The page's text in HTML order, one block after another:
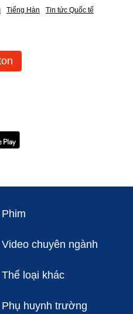
Tiếng Hàn Tin tức Quốc tế
Phim
Video chuyên ngành
Thể loại khác
Phụ huynh trường